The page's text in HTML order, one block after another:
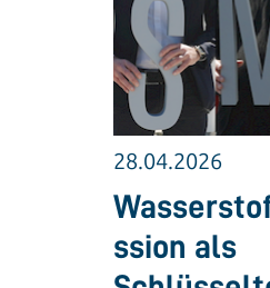
28.04.2026
ssion als